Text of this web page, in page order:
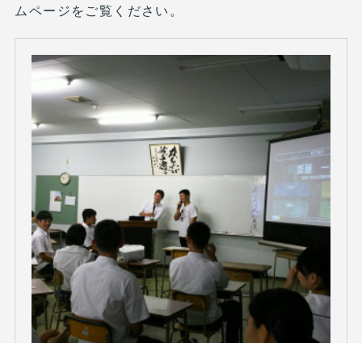
ムページをご覧ください。